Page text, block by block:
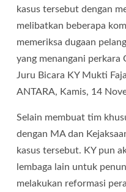
kasus tersebut dengan
melibatkan beberapa
memeriksa dugaan
yang menangani perkara
Juru Bicara KY Mukti
ANTARA, Kamis, 14
Selain membuat tim
dengan MA dan
kasus tersebut. KY pun
lembaga lain untuk
melakukan reformasi